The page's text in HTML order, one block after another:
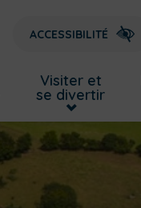
ACCESSIBILITÉ
Visiter et
se divertir